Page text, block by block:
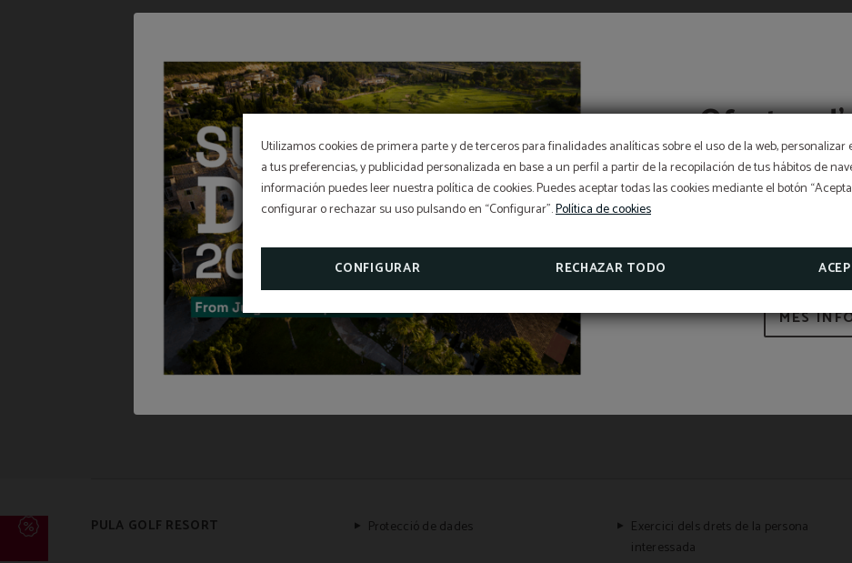
Utilizamos cookies de primera parte y de terceros para finalidades analíticas sobre el uso de la web,
a tus preferencias, y publicidad personalizada en base a un perfil a partir de la recopilación de tus hábitos de
información puedes leer nuestra política de cookies. Puedes aceptar todas las cookies mediante el botón
configurar o rechazar su uso pulsando en “Configurar”.Política de cookies
CONFIGURAR RECHAZAR TODO
PULA GOLF RESORT Protecció de dades
Exercici dels drets de la persona
interessada
Ofertes
Del 1 de juliol al 5 de
promocions d’estiu i tria
APROFITA LES
MÉS